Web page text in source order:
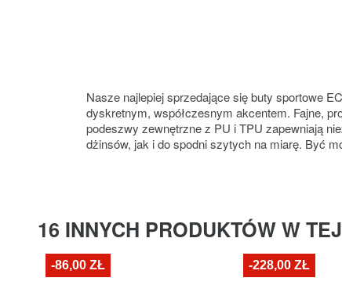
Nasze najlepiej sprzedające się buty sportowe
dyskretnym, współczesnym akcentem. Fajne,
podeszwy zewnętrzne z PU i TPU zapewniają
dżinsów, jak i do spodni szytych na miarę. Być
16 INNYCH PRODUKTÓW W
-86,00 ZŁ -228,00 ZŁ